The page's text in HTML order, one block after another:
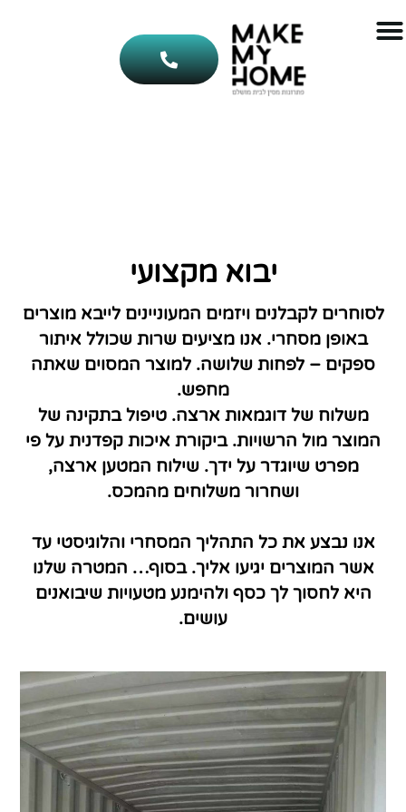
יבוא מקצועי
לסוחרים לקבלנים ויזמים המעוניינים לייבא מוצרים
באופן מסחרי. אנו מציעים שרות שכולל איתור
ספקים – לפחות שלושה. למוצר המסוים שאתה
מחפש.
משלוח של דוגמאות ארצה. טיפול בתקינה של
המוצר מול הרשויות. ביקורת איכות קפדנית על פי
מפרט שיוגדר על ידך. שילוח המטען ארצה,
ושחרור משלוחים מהמכס.
אנו נבצע את כל התהליך המסחרי והלוגיסטי עד
אשר המוצרים יגיעו אליך. בסוף… המטרה שלנו
היא לחסוך לך כסף ולהימנע מטעויות שיבואנים
עושים.